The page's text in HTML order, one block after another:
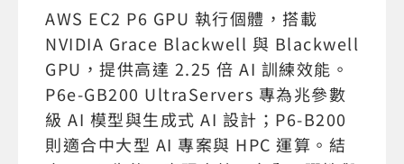
AWS EC2 P6 GPU 執行個體，搭載
NVIDIA Grace Blackwell 與 Blackwell
GPU，提供高達 2.25 倍 AI 訓練效能。
P6e-GB200 UltraServers 專為兆參數
級 AI 模型與生成式 AI 設計；P6-B200
則適合中大型 AI 專案與 HPC 運算。結